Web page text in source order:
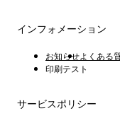
インフォメーション
お知らせよくある
印刷テスト
サービスポリシー